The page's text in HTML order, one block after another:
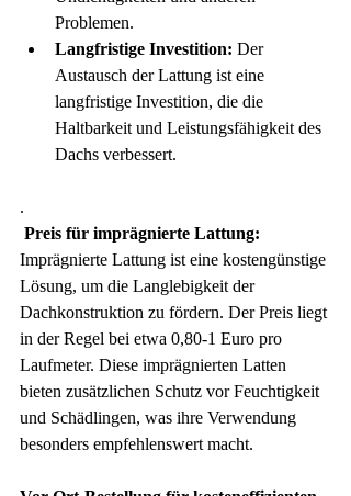
Problemen.
Langfristige Investition: Der
Austausch der Lattung ist eine
langfristige Investition, die die
Haltbarkeit und Leistungsfähigkeit des
Dachs verbessert.
.
Preis für imprägnierte Lattung:
Imprägnierte Lattung ist eine kostengünstige
Lösung, um die Langlebigkeit der
Dachkonstruktion zu fördern. Der Preis liegt
in der Regel bei etwa 0,80-1 Euro pro
Laufmeter. Diese imprägnierten Latten
bieten zusätzlichen Schutz vor Feuchtigkeit
und Schädlingen, was ihre Verwendung
besonders empfehlenswert macht.